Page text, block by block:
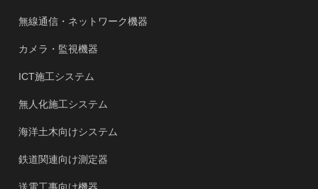
無線通信・ネットワーク機器
カメラ・監視機器
ICT施工システム
無人化施工システム
海洋土木向けシステム
鉄道関連向け測定器